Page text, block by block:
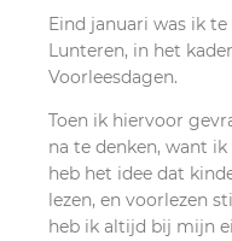
Eind januari was ik
Lunteren, in het
Voorleesdagen.
Toen ik hiervoor
na te denken, want
heb het idee dat
lezen, en voorlezen
heb ik altijd bij mijn